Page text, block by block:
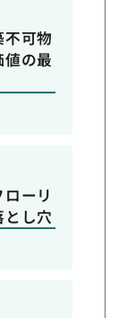
可物
の最
ーリ
し穴